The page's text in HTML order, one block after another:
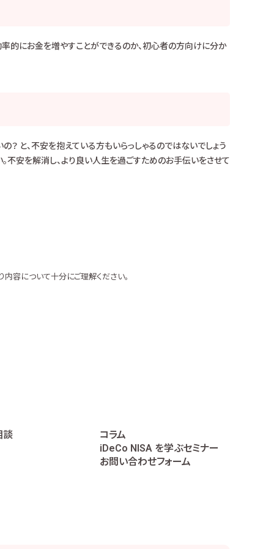
的にお金を増やすことができるのか、初心者の方向けに分か
と、不安を抱えている方もいらっしゃるのではないでしょう
不安を解消し、より良い人生を過ごすためのお手伝いをさせて
容について十分にご理解ください。
談
コラム
iDeCo NISA を学ぶセミナー
お問い合わせフォーム